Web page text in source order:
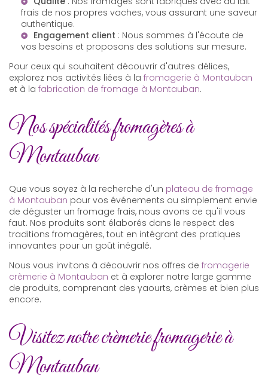
frais de nos propres vaches, vous assurant une saveur
authentique.
Engagement client : Nous sommes à l'écoute de
vos besoins et proposons des solutions sur mesure.
Pour ceux qui souhaitent découvrir d'autres délices,
explorez nos activités liées à la fromagerie à Montauban
et à la fabrication de fromage à Montauban.
Nos spécialités fromagères à
Montauban
Que vous soyez à la recherche d'un plateau de fromage
à Montauban pour vos événements ou simplement envie
de déguster un fromage frais, nous avons ce qu'il vous
faut. Nos produits sont élaborés dans le respect des
traditions fromagères, tout en intégrant des pratiques
innovantes pour un goût inégalé.
Nous vous invitons à découvrir nos offres de fromagerie
crèmerie à Montauban et à explorer notre large gamme
de produits, comprenant des yaourts, crèmes et bien plus
encore.
Visitez notre crèmerie fromagerie à
Montauban